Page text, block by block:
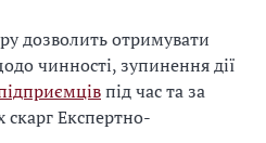
дозволить отримувати
чинності, зупинення дії
під час та за
скарг Експертно-